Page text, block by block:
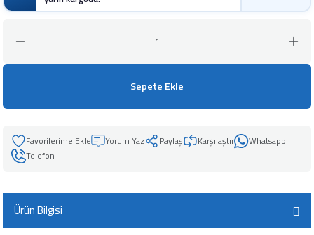
ve Aksesuarları
Sepete Ekle
Yorum Yaz Paylaş Karşılaştır
Whatsapp
Telefon
Ürün Bilgisi